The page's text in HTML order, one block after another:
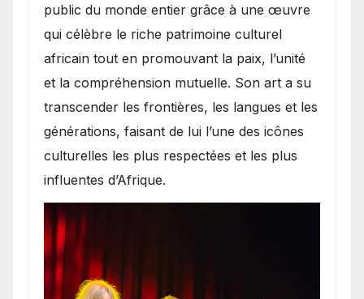
public du monde entier grâce à une œuvre
qui célèbre le riche patrimoine culturel
africain tout en promouvant la paix, l’unité
et la compréhension mutuelle. Son art a su
transcender les frontières, les langues et les
générations, faisant de lui l’une des icônes
culturelles les plus respectées et les plus
influentes d’Afrique.